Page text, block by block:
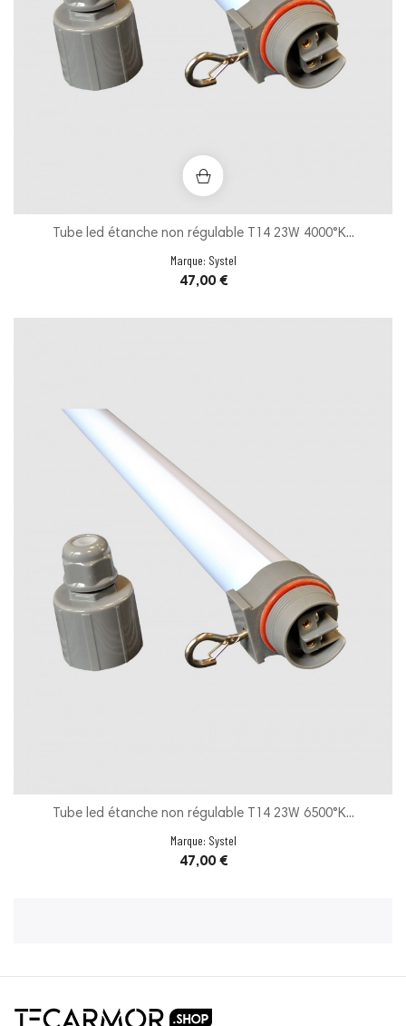
Tube led étanche non régulable T14 23W 4000°K...
Marque: Systel
Prix
47,00 €
Tube led étanche non régulable T14 23W 6500°K...
Marque: Systel
Prix
47,00 €